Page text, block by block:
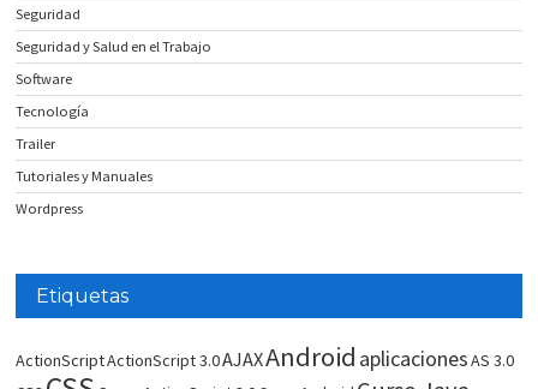
Seguridad
Seguridad y Salud en el Trabajo
Software
Tecnología
Trailer
Tutoriales y Manuales
Wordpress
Etiquetas
ActionScriptActionScript 3.0AJAXAndroid aplicacionesAS 3.0